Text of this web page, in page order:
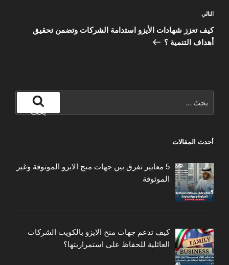
المقالة
التالية
التالي
كيف تعزز شهادات الأيزو استدامة الشركات وتضمن تحقيق
أهداف التنمية ؟
عن:
بحث
أحدث المقالات
5 معايير تفرق بين جهات منح الايزو الموثوقة وغير
الموثوقة
كيف تدعم جهات منح الايزو بالكويت الشركات
العائلية للحفاظ على استمراريتها؟